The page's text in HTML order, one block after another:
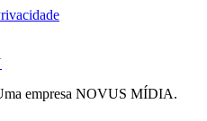
empresa NOVUS MÍDIA.